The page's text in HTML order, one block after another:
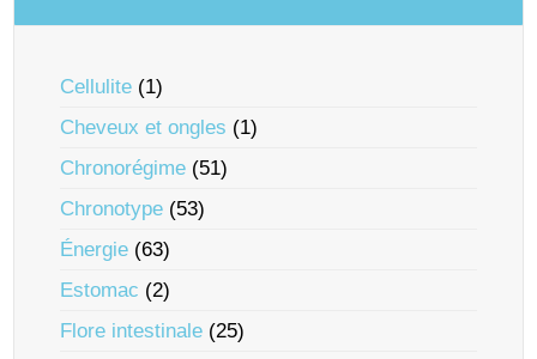
Cellulite (1)
Cheveux et ongles (1)
Chronorégime (51)
Chronotype (53)
Énergie (63)
Estomac (2)
Flore intestinale (25)